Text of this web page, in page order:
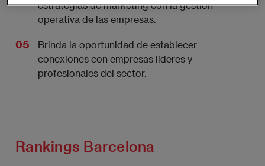
estrategias de marketing con la gestión
operativa de las empresas.
Brinda la oportunidad de establecer
conexiones con empresas líderes y
profesionales del sector.
Rankings Barcelona